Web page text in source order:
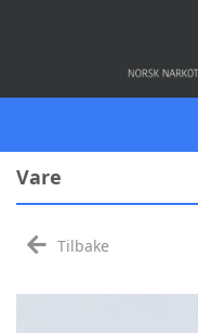
Vare
Tilbake